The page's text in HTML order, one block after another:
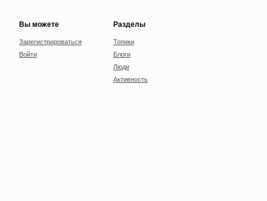
Вы можете
Зарегистрироваться
Войти
Разделы
Топики
Блоги
Люди
Активность